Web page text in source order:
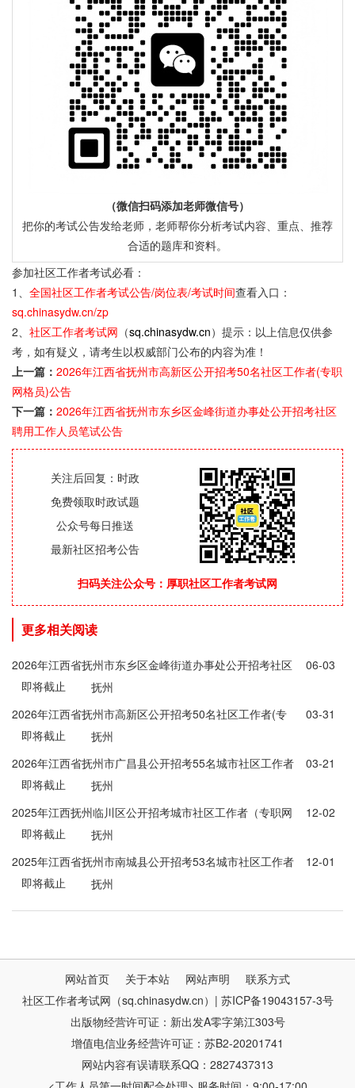
（微信扫码添加老师微信号）
把你的考试公告发给老师，老师帮你分析考试内容、重点、推荐
合适的题库和资料。
参加社区工作者考试必看：
1、 全国社区工作者考试公告/岗位表/考试时间查看入口：
sq.chinasydw.cn/zp
2、 社区工作者考试网 （sq.chinasydw.cn）提示：以上信息仅供参
考，如有疑义，请考生以权威部门公布的内容为准！
上一篇： 2026年江西省抚州市高新区公开招考50名社区工作者(专职
网格员)公告
下一篇： 2026年江西省抚州市东乡区金峰街道办事处公开招考社区
聘用工作人员笔试公告
关注后回复：时政
免费领取时政试题
公众号每日推送
最新社区招考公告
扫码关注公众号：厚职社区工作者考试网
更多相关阅读
2026年江西省抚州市东乡区金峰街道办事处公开招考社区
聘用工作人员笔试公告
06-03
即将截止
抚州
2026年江西省抚州市高新区公开招考50名社区工作者(专
职网格员)公告
03-31
即将截止
抚州
2026年江西省抚州市广昌县公开招考55名城市社区工作者
（专职网格员）、机关事业单位编外工作人员及县属国有
企业工作人员公告
03-21
即将截止
抚州
2025年江西抚州临川区公开招考城市社区工作者（专职网
格员）106人公告
12-02
即将截止
抚州
2025年江西省抚州市南城县公开招考53名城市社区工作者
(专职网格员)公告
12-01
即将截止
抚州
网站首页 关于本站 网站声明
联系方式
社区工作者考试网（sq.chinasydw.cn）| 苏ICP备19043157-3号
出版物经营许可证：新出发A零字第江303号
增值电信业务经营许可证：苏B2-20201741
网站内容有误请联系QQ：2827437313